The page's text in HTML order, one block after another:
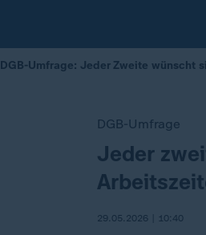
DGB-Umfrage: Jeder Zweite wünscht
DGB-Umfrage
:
Jeder
29.05.2026 | 10:40